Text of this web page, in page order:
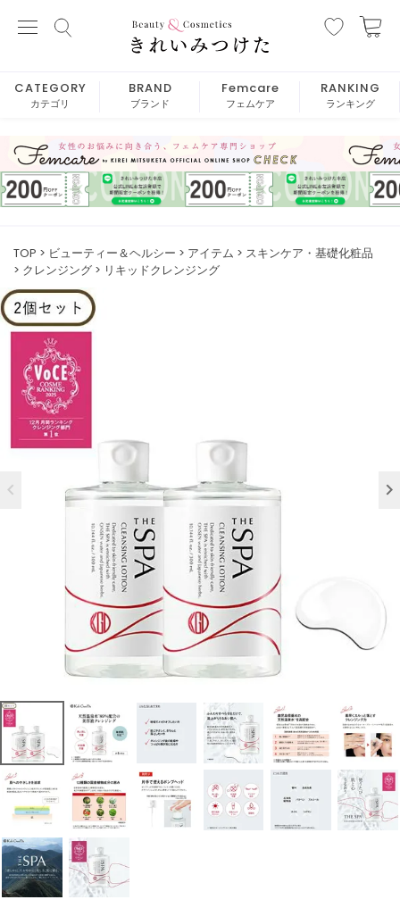
CATEGORY
カテゴリ
BRAND
ブランド
Femcare
フェムケア
RANKING
ランキング
TOP ビューティー＆ヘルシー アイテム
スキンケア・基礎化粧品
クレンジング
リキッドクレンジング